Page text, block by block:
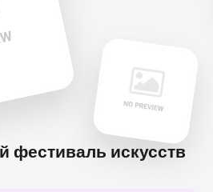
искусств